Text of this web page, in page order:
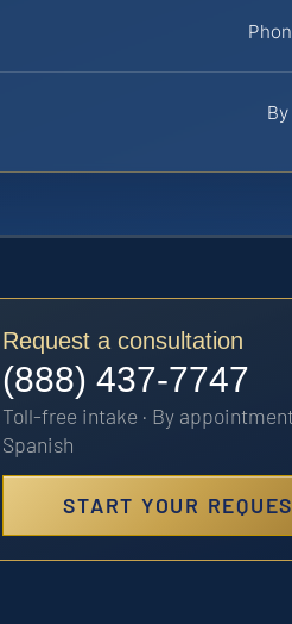
Request a consultation
(888) 437-7747
Toll-free intake · By
Spanish
START YOUR